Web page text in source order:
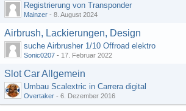
Registrierung von Transponder
Mainzer - 8. August 2024
Airbrush, Lackierungen, Design
suche Airbrusher 1/10 Offroad elektro
Sonic0207 - 17. Februar 2022
Slot Car Allgemein
Umbau Scalextric in Carrera digital
Overtaker - 6. Dezember 2016